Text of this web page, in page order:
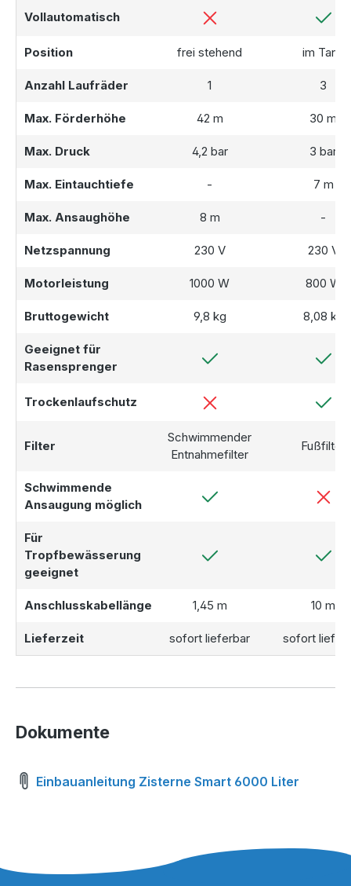
entlasten. Ideal für eine nachhaltige Regenwassernutzung
Vollautomatisch
Position frei stehend im Tank
Anzahl Laufräder 1 3
Max. Förderhöhe 42 m 30 m
Max. Druck 4,2 bar 3 bar
Max. Eintauchtiefe - 7 m
Max. Ansaughöhe 8 m -
Netzspannung 230 V 230 V
Motorleistung 1000 W 800 W
Bruttogewicht 9,8 kg 8,08 kg
Geeignet für
Rasensprenger
Trockenlaufschutz
Filter
Schwimmender
Entnahmefilter
Fußfilter
Schwimmende
Ansaugung möglich
Für
Tropfbewässerung
geeignet
Anschlusskabellänge 1,45 m 10 m
Lieferzeit sofort lieferbar sofort
Dokumente
Einbauanleitung Zisterne Smart 6000 Liter